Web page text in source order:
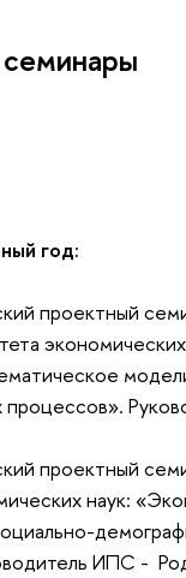
год:
проектный
процессов».
проектный
наук:
ИПС -